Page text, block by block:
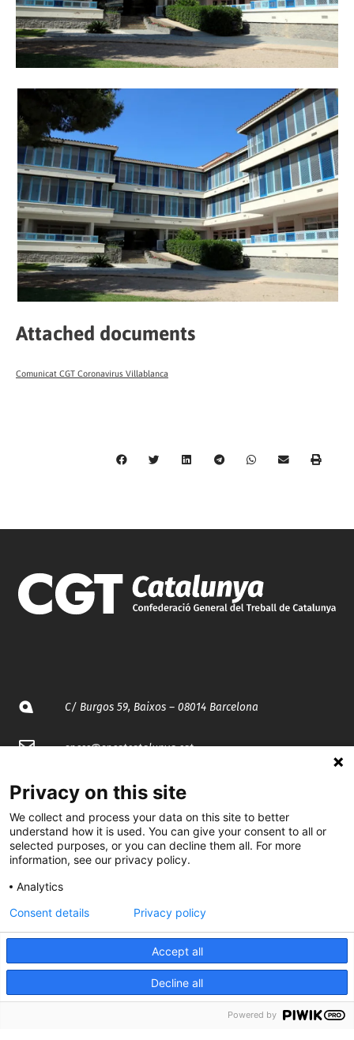
Attached documents
Comunicat CGT Coronavirus Villablanca
C/ Burgos 59, Baixos – 08014 Barcelona
spccc@spcgtcatalunya.cat
935 120 481
@CGTCatalunya
cgtcatalunya
CGTCatalunya
Desenvolupat per
Privacy on this site
We collect and process your data on this site to better
understand how it is used. You can give your consent to all or
selected purposes, or you can decline them all. For more
information, see our privacy policy.
Analytics
Accept all
Decline all
Consent details Privacy policy
Powered by